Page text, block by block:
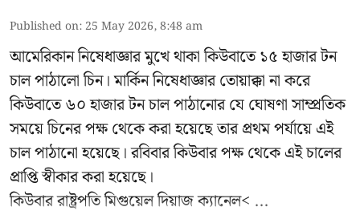
Published on: 25 May 2026, 8:48 am
আমেরিকান নিষেধাজ্ঞার মুখে থাকা কিউবাতে ১৫ হাজার টন
চাল পাঠালো চিন। মার্কিন নিষেধাজ্ঞার তোয়াক্কা না করে
কিউবাতে ৬০ হাজার টন চাল পাঠানোর যে ঘোষণা সাম্প্রতিক
সময়ে চিনের পক্ষ থেকে করা হয়েছে তার প্রথম পর্যায়ে এই
চাল পাঠানো হয়েছে। রবিবার কিউবার পক্ষ থেকে এই চালের
প্রাপ্তি স্বীকার করা হয়েছে।
কিউবার রাষ্ট্রপতিমিগুয়েল দিয়াজ ক্যানেল< ...